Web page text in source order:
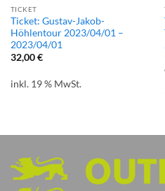
TICKET
Ticket: Gustav-Jakob-
Höhlentour 2023/04/01 –
2023/04/01
32,00€
inkl. 19 % MwSt.